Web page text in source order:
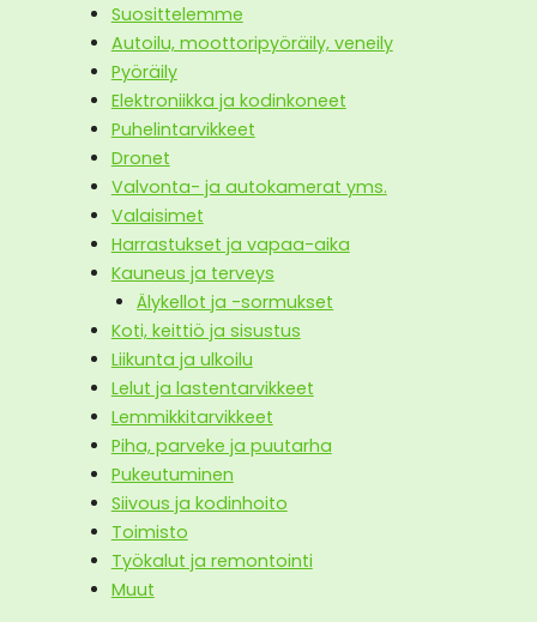
Suosittelemme
Autoilu, moottoripyöräily, veneily
Pyöräily
Elektroniikka ja kodinkoneet
Puhelintarvikkeet
Dronet
Valvonta- ja autokamerat yms.
Valaisimet
Harrastukset ja vapaa-aika
Kauneus ja terveys
Älykellot ja -sormukset
Koti, keittiö ja sisustus
Liikunta ja ulkoilu
Lelut ja lastentarvikkeet
Lemmikkitarvikkeet
Piha, parveke ja puutarha
Pukeutuminen
Siivous ja kodinhoito
Toimisto
Työkalut ja remontointi
Muut